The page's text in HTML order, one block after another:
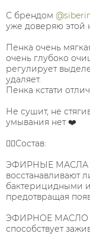
С брендом
уже доверяю этой
Пенка очень
очень глубоко
регулирует
удаляет.
Пенка кстати
Не сушит, не
умывания нет ❤️
💁‍♀️Состав:
ЭФИРНЫЕ МАСЛА
восстанавливают
бактерицидными
предотвращая
ЭФИРНОЕ МАСЛО
способствует